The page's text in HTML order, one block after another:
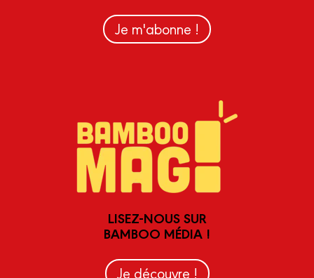
Je m'abonne !
LISEZ-NOUS SUR
BAMBOO MÉDIA !
Je découvre !